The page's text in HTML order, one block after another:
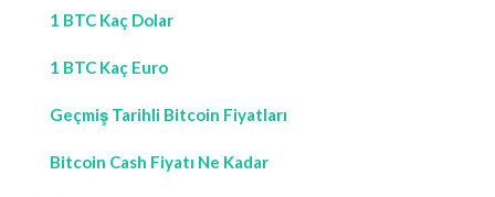
1 BTC Kaç Dolar
1 BTC Kaç Euro
Geçmiş Tarihli Bitcoin Fiyatları
Bitcoin Cash Fiyatı Ne Kadar